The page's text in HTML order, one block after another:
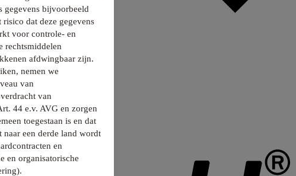
gegevens bijvoorbeeld
dat deze gegevens
voor controle- en
rechtsmiddelen
afdwingbaar zijn.
nemen we
van
van
44 e.v. AVG en zorgen
toegestaan is en dat
naar een derde land wordt
en
en organisatorische